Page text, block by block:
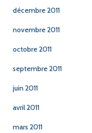
décembre 2011
novembre 2011
octobre 2011
septembre 2011
juin 2011
avril 2011
mars 2011